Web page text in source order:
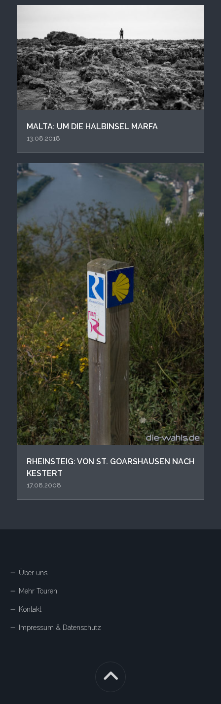
MALTA: UM DIE HALBINSEL MARFA
13.08.2018
RHEINSTEIG: VON ST. GOARSHAUSEN NACH
KESTERT
17.08.2008
Über uns
Mehr Touren
Kontakt
Impressum & Datenschutz